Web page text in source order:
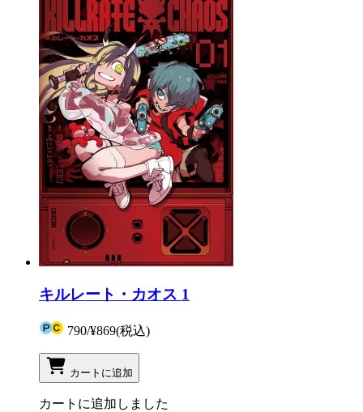
キルレート・カオス 1
790/¥869(税込)
カートに追加
カートに追加しました